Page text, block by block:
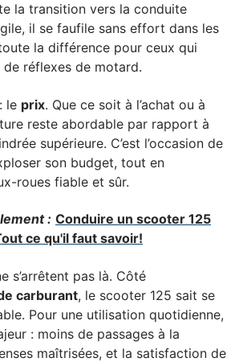
la transition vers la conduite
il se faufile sans effort dans les
la différence pour ceux qui
de réflexes de motard.
le prix. Que ce soit à l’achat ou à
reste abordable par rapport à
supérieure. C’est l’occasion de
son budget, tout en
roues fiable et sûr.
: Conduire un scooter 125
ce qu'il faut savoir!
s’arrêtent pas là. Côté
carburant, le scooter 125 sait se
Pour une utilisation quotidienne,
: moins de passages à la
maîtrisées, et la satisfaction de